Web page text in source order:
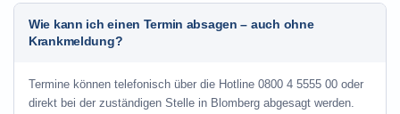
Wie kann ich einen Termin absagen – auch ohne
Krankmeldung?
Termine können telefonisch über die Hotline 0800 4 5555 00 oder
direkt bei der zuständigen Stelle in Blomberg abgesagt werden.